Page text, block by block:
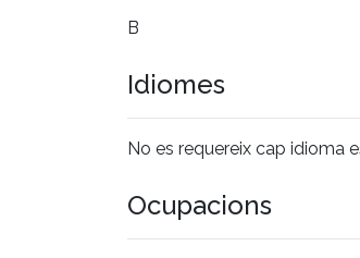
B
Idiomes
No es requereix cap idioma
Ocupacions